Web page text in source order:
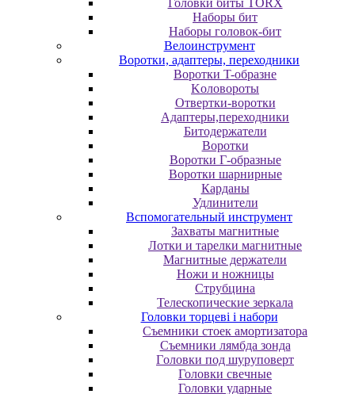
Головки биты TORX
Наборы бит
Наборы головок-бит
Велоинструмент
Воротки, адаптеры, переходники
Bopoтки T-oбpaзне
Koлoвopoты
Oтвepтки-вopoтки
Адаптеры,переходники
Битодержатели
Воротки
Воротки Г-образные
Воротки шарнирные
Карданы
Удлинители
Вспомогательный инструмент
Захваты магнитные
Лотки и тарелки магнитные
Магнитные держатели
Ножи и ножницы
Струбцина
Телескопические зеркала
Головки торцеві і набори
Cъeмники cтoeк aмopтизaтopa
Cъeмники лямбдa зoндa
Гoлoвки пoд шуpупoвepт
Головки свечные
Головки ударные